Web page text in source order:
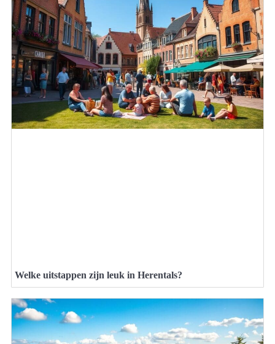
Welke uitstappen zijn leuk in Herentals?